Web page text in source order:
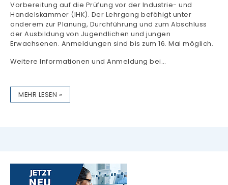
Vorbereitung auf die Prüfung vor der Industrie- und
Handelskammer (IHK). Der Lehrgang befähigt unter
anderem zur Planung, Durchführung und zum Abschluss
der Ausbildung von Jugendlichen und jungen
Erwachsenen. Anmeldungen sind bis zum 16. Mai möglich.
Weitere Informationen und Anmeldung bei…
MEHR LESEN »